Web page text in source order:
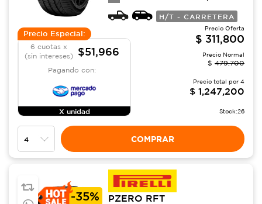
H/T - CARRETERA
Precio Especial:
6 cuotas x
(sin intereses)
$51,966
Pagando con:
X unidad
Precio Oferta
$ 311,800
Precio Normal
$ 479,700
Precio total por 4
$ 1,247,200
Stock:26
COMPRAR
-35%
PZERO RFT